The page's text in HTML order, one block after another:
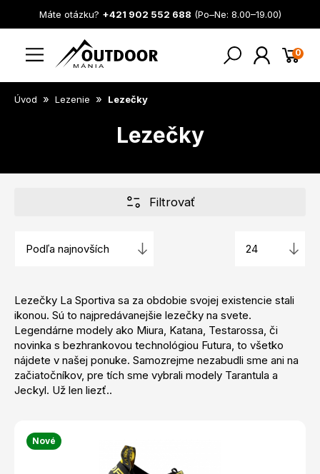
Máte otázku? +421 902 552 688 (Po–Ne: 8.00–19.00)
0
Úvod » Lezenie » Lezečky
Lezečky
Filtrovať
Lezečky La Sportiva sa za obdobie svojej existencie stali
ikonou. Sú to najpredávanejšie lezečky na svete.
Legendárne modely ako Miura, Katana, Testarossa, či
novinka s bezhrankovou technológiou Futura, to všetko
nájdete v našej ponuke. Samozrejme nezabudli sme ani na
začiatočníkov, pre tích sme vybrali modely Tarantula a
Jeckyl. Už len liezť..
Nové